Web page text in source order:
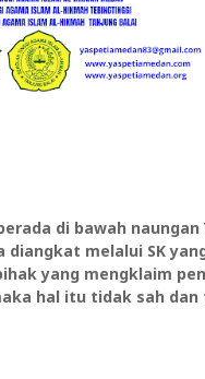
di bawah
diangkat melalui SK
yang mengklaim
hal itu tidak sah